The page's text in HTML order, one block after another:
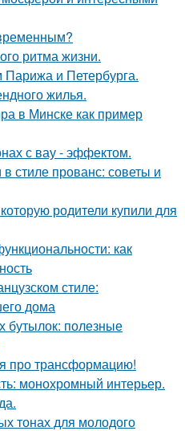
ритма жизни.
Парижа и Петербурга.
жилья.
в Минске как пример
с вау - эффектом.
стиле прованс: советы и
родители купили для
как
стиле:
дома
бутылок: полезные
про трансформацию!
монохромный интерьер.
тонах для молодого